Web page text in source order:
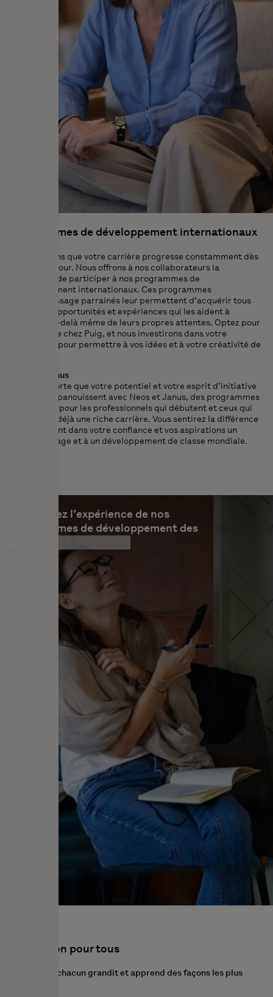
Programmes de développement internationaux
Nous voulons que votre carrière progresse constamment dès
le premier jour. Nous offrons à nos collaborateurs la
possibilité de participer à nos programmes de
développement internationaux. Ces programmes
d’apprentissage parrainés leur permettent d’acquérir tous
les outils, opportunités et expériences qui les aident à
grandir, au-delà même de leurs propres attentes. Optez pour
une carrière chez Puig, et nous investirons dans votre
croissance pour permettre à vos idées et à votre créativité de
Neos et Janus
Faites en sorte que votre potentiel et votre esprit d’initiative
uniques s’épanouissent avec Neos et Janus, des programmes
sur mesure pour les professionnels qui débutent et ceux qui
possèdent déjà une riche carrière. Vous sentirez la différence
qu’apportent dans votre confiance et vos aspirations un
apprentissage et à un développement de classe mondiale.
Découvrez l’expérience de nos
programmes de développement des
Formation pour tous
Chez Puig, chacun grandit et apprend des façons les plus